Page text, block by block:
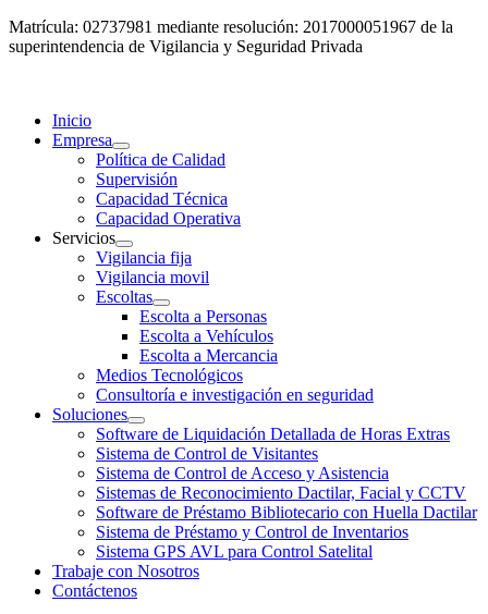
Matrícula: 02737981 mediante resolución: 2017000051967 de la
superintendencia de Vigilancia y Seguridad Privada
Inicio
Empresa
Política de Calidad
Supervisión
Capacidad Técnica
Capacidad Operativa
Servicios
Vigilancia fija
Vigilancia movil
Escoltas
Escolta a Personas
Escolta a Vehículos
Escolta a Mercancia
Medios Tecnológicos
Consultoría e investigación en seguridad
Soluciones
Software de Liquidación Detallada de Horas Extras
Sistema de Control de Visitantes
Sistema de Control de Acceso y Asistencia
Sistemas de Reconocimiento Dactilar, Facial y CCTV
Software de Préstamo Bibliotecario con Huella Dactilar
Sistema de Préstamo y Control de Inventarios
Sistema GPS AVL para Control Satelital
Trabaje con Nosotros
Contáctenos